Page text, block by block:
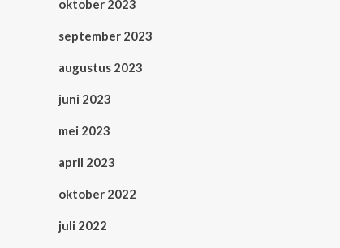
oktober 2023
september 2023
augustus 2023
juni 2023
mei 2023
april 2023
oktober 2022
juli 2022